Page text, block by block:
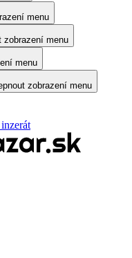
menu
zobrazení menu
menu
zobrazení menu